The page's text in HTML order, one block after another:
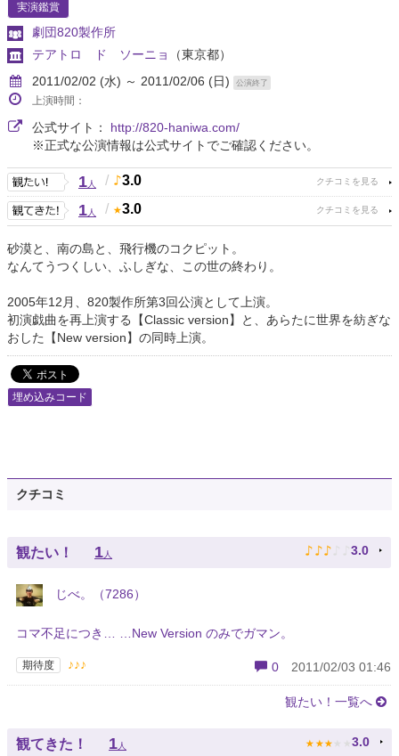
実演鑑賞
劇団820製作所
テアトロ ド ソーニョ
（東京都）
2011/02/02 (水) ～ 2011/02/06 (日)
公演終了
上演時間：
公式サイト： http://820-haniwa.com/
※正式な公演情報は公式サイトでご確認ください。
1人 / 3.0
1人 / 3.0
砂漠と、南の島と、飛行機のコクピット。
なんてうつくしい、ふしぎな、この世の終わり。
2005年12月、820製作所第3回公演として上演。
初演戯曲を再上演する【Classic version】と、あらたに世界を紡ぎな
おした【New version】の同時上演。
埋め込みコード
クチコミ
観たい！ 1人 ♪ ♪ ♪ ♪ ♪ 3.0
じべ。（7286）
コマ不足につき… …New Version のみでガマン。
期待度 ♪♪♪ 0 2011/02/03 01:46
観たい！一覧へ
観てきた！ 1 人 ★ ★ ★ ★ ★ 3.0